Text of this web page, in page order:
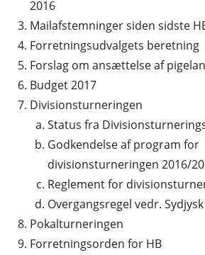
2016
Mailafstemninger siden sidste
Forretningsudvalgets beretning
Forslag om ansættelse af
Budget 2017
Divisionsturneringen
Status fra
Godkendelse af program for
divisionsturneringen 2016/
Reglement for
Overgangsregel vedr.
Pokalturneringen
Forretningsorden for HB